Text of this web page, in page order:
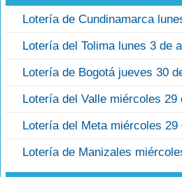
Lotería de Cundinamarca
Lotería del Tolima lunes 3 de
Lotería de Bogotá jueves 30
Lotería del Valle miércoles 29
Lotería del Meta miércoles 29
Lotería de Manizales